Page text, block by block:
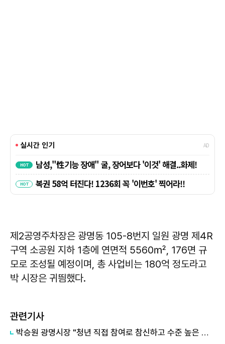
제2공영주차장은 광명동 105-8번지 일원 광명 제4R
구역 소공원 지하 1층에 연면적 5560㎡, 176면 규
모로 조성될 예정이며, 총 사업비는 180억 정도라고
박 시장은 귀띔했다.
관련기사
박승원 광명시장 "청년 직접 참여로 참신하고 수준 높은 청년정책 발굴해 냈다"